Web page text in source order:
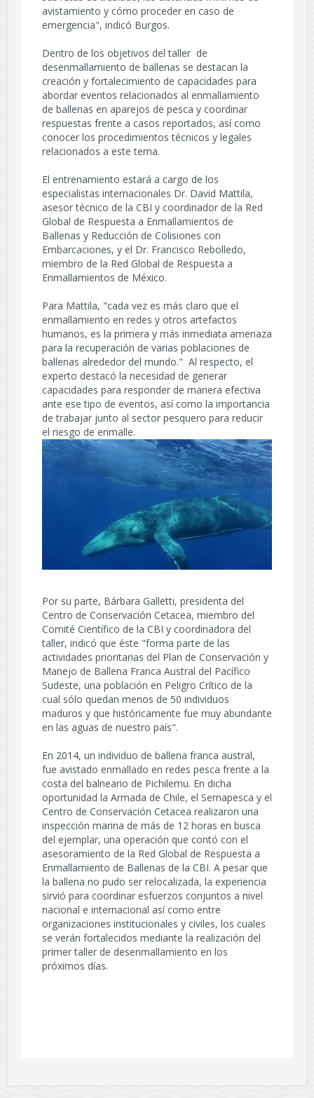
avistamiento y cómo proceder en caso de
emergencia", indicó Burgos.
Dentro de los objetivos del taller de
desenmallamiento de ballenas se destacan la
creación y fortalecimiento de capacidades para
abordar eventos relacionados al enmallamiento
de ballenas en aparejos de pesca y coordinar
respuestas frente a casos reportados, así como
conocer los procedimientos técnicos y legales
relacionados a este tema.
El entrenamiento estará a cargo de los
especialistas internacionales Dr. David Mattila,
asesor técnico de la CBI y coordinador de la Red
Global de Respuesta a Enmallamientos de
Ballenas y Reducción de Colisiones con
Embarcaciones, y el Dr. Francisco Rebolledo,
miembro de la Red Global de Respuesta a
Enmallamientos de México.
Para Mattila, "cada vez es más claro que el
enmallamiento en redes y otros artefactos
humanos, es la primera y más inmediata amenaza
para la recuperación de varias poblaciones de
ballenas alrededor del mundo." Al respecto, el
experto destacó la necesidad de generar
capacidades para responder de manera efectiva
ante ese tipo de eventos, así como la importancia
de trabajar junto al sector pesquero para reducir
el riesgo de enmalle.
Por su parte, Bárbara Galletti, presidenta del
Centro de Conservación Cetacea, miembro del
Comité Científico de la CBI y coordinadora del
taller, indicó que éste "forma parte de las
actividades prioritarias del Plan de Conservación y
Manejo de Ballena Franca Austral del Pacífico
Sudeste, una población en Peligro Crítico de la
cual sólo quedan menos de 50 individuos
maduros y que históricamente fue muy abundante
en las aguas de nuestro país".
En 2014, un individuo de ballena franca austral,
fue avistado enmallado en redes pesca frente a la
costa del balneario de Pichilemu. En dicha
oportunidad la Armada de Chile, el Sernapesca y el
Centro de Conservación Cetacea realizaron una
inspección marina de más de 12 horas en busca
del ejemplar, una operación que contó con el
asesoramiento de la Red Global de Respuesta a
Enmallamiento de Ballenas de la CBI. A pesar que
la ballena no pudo ser relocalizada, la experiencia
sirvió para coordinar esfuerzos conjuntos a nivel
nacional e internacional así como entre
organizaciones institucionales y civiles, los cuales
se verán fortalecidos mediante la realización del
primer taller de desenmallamiento en los
próximos días.